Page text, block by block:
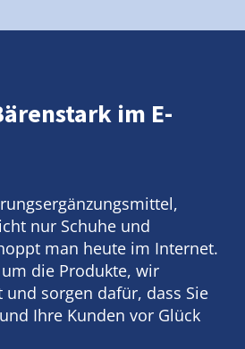
im E-
nur Schuhe und
man heute im Internet.
die Produkte, wir
und sorgen dafür, dass Sie
Ihre Kunden vor Glück